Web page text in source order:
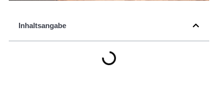
Inhaltsangabe